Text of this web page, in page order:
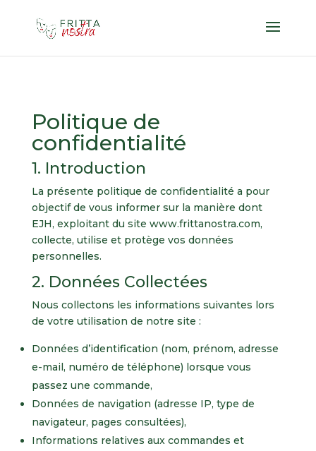
Politique de
confidentialité
1. Introduction
La présente politique de confidentialité a pour
objectif de vous informer sur la manière dont
EJH, exploitant du site www.frittanostra.com,
collecte, utilise et protège vos données
personnelles.
2. Données Collectées
Nous collectons les informations suivantes lors
de votre utilisation de notre site :
Données d’identification (nom, prénom, adresse
e-mail, numéro de téléphone) lorsque vous
passez une commande,
Données de navigation (adresse IP, type de
navigateur, pages consultées),
Informations relatives aux commandes et